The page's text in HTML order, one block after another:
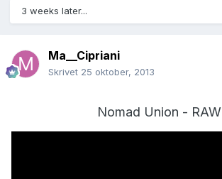
3 weeks later...
Ma__Cipriani
Skrivet 25 oktober, 2013
Nomad Union - RAW